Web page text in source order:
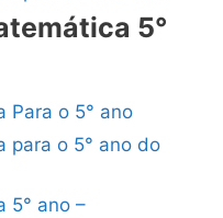
5°
Para o 5° ano
para o 5° ano do
5° ano –